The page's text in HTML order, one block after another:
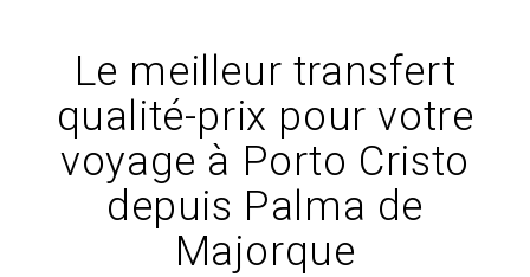
Le meilleur transfert
qualité-prix pour votre
voyage à Porto Cristo
depuis Palma de
Majorque